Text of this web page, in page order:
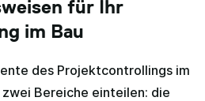
für Ihr
im Bau
des Projektcontrollings im
zwei Bereiche einteilen: die